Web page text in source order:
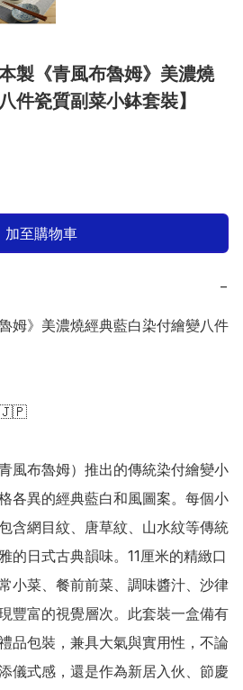
製《青風布魯姆》美濃燒
件瓷質副菜小鉢套裝】
加至購物車
−
姆》美濃燒經典藍白染付繪變八件
風布魯姆）推出的傳統染付繪變小
各異的經典藍白和風圖案。每個小
含網目紋、唐草紋、山水紋等傳統
的日式古典韻味。11厘米的精緻口
小菜、餐前前菜、調味醬汁、沙律
豐富的視覺層次。此套裝一盒備有
品包裝，兼具大氣與實用性，不論
儀式感，還是作為新居入伙、節慶